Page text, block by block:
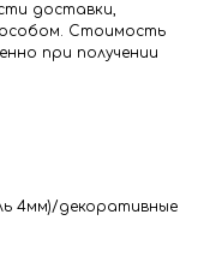
доставки,
Стоимость
при получении
4мм)/декоративные